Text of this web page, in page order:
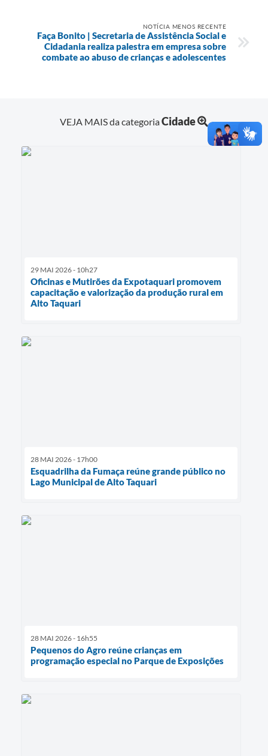
NOTÍCIA MENOS RECENTE
Faça Bonito | Secretaria de Assistência Social e
Cidadania realiza palestra em empresa sobre
combate ao abuso de crianças e adolescentes
VEJA MAIS da categoriaCidade
29 MAI 2026 - 10h27
Oficinas e Mutirões da Expotaquari promovem
capacitação e valorização da produção rural em
Alto Taquari
28 MAI 2026 - 17h00
Esquadrilha da Fumaça reúne grande público no
Lago Municipal de Alto Taquari
28 MAI 2026 - 16h55
Pequenos do Agro reúne crianças em
programação especial no Parque de Exposições